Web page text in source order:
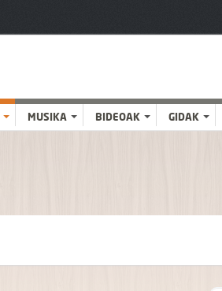
MUSIKA BIDEOAK GIDAK